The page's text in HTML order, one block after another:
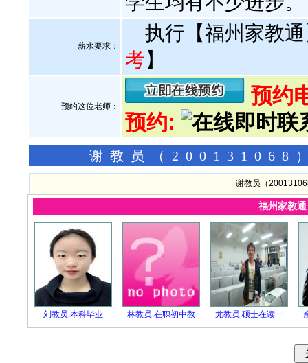
薪水要求：
执行【福州家教
考】
预约这位老师：
预约
预约:
谢教员（200131068
谢教员（
福州家教
刘教员.本科毕业 林教员.在职初中教 尤教员.硕士在读一